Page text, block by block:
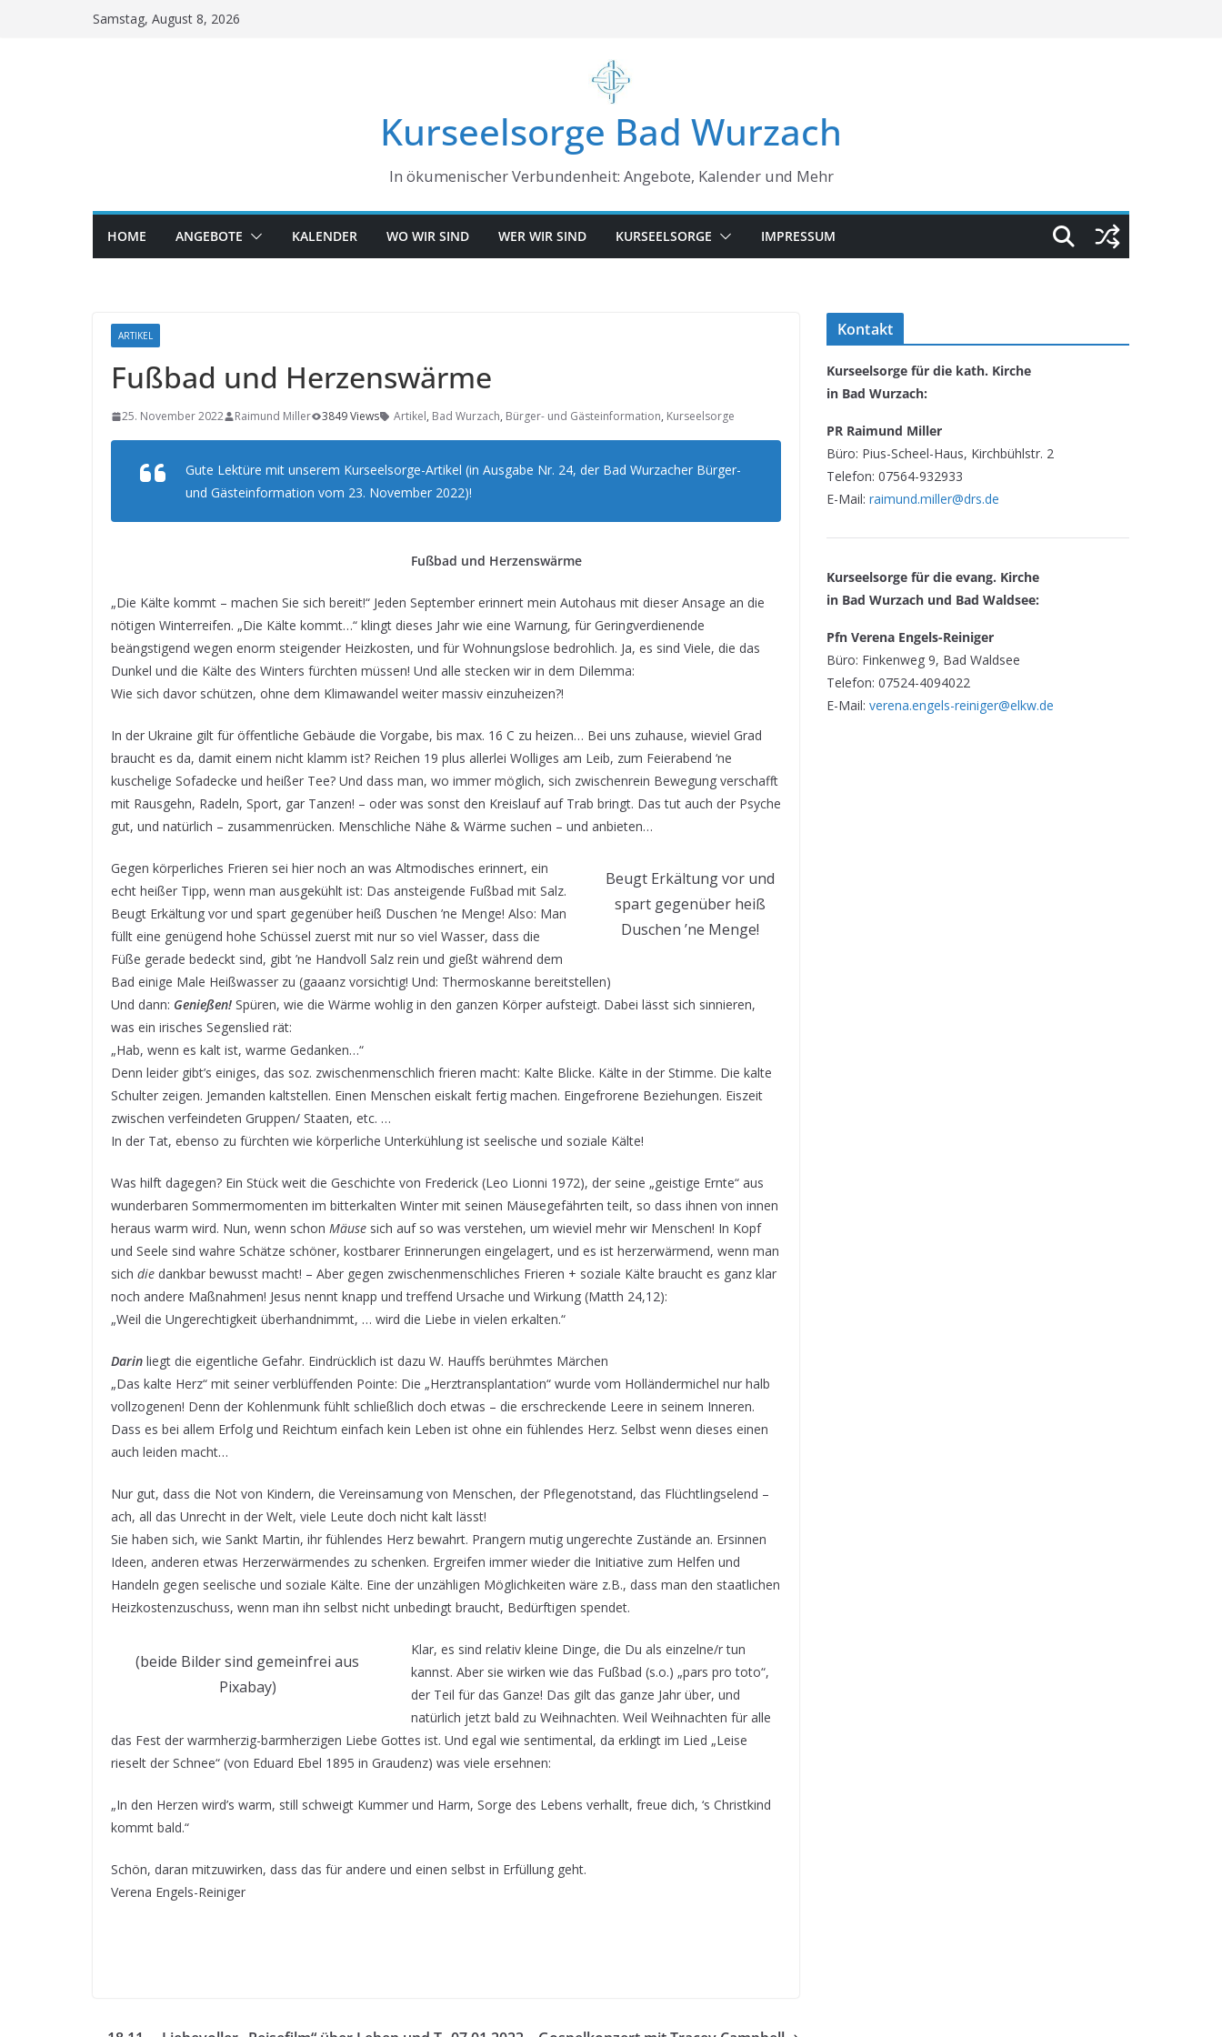
Samstag, August 8, 2026
Kurseelsorge Bad Wurzach
In ökumenischer Verbundenheit: Angebote, Kalender und Mehr
HOME ANGEBOTE KALENDER WO WIR SIND WER WIR SIND KURSEELSORGE IMPRESSUM
ARTIKEL
Fußbad und Herzenswärme
25. November 2022 Raimund Miller 3849 Views Artikel, Bad Wurzach, Bürger- und Gästeinformation, Kurseelsorge
Gute Lektüre mit unserem Kurseelsorge-Artikel (in Ausgabe Nr. 24, der Bad Wurzacher Bürger-
und Gästeinformation vom 23. November 2022)!
Fußbad und Herzenswärme
„Die Kälte kommt – machen Sie sich bereit!“ Jeden September erinnert mein Autohaus mit dieser Ansage an die
nötigen Winterreifen. „Die Kälte kommt…“ klingt dieses Jahr wie eine Warnung, für Geringverdienende
beängstigend wegen enorm steigender Heizkosten, und für Wohnungslose bedrohlich. Ja, es sind Viele, die das
Dunkel und die Kälte des Winters fürchten müssen! Und alle stecken wir in dem Dilemma:
Wie sich davor schützen, ohne dem Klimawandel weiter massiv einzuheizen?!
In der Ukraine gilt für öffentliche Gebäude die Vorgabe, bis max. 16 C zu heizen… Bei uns zuhause, wieviel Grad
braucht es da, damit einem nicht klamm ist? Reichen 19 plus allerlei Wolliges am Leib, zum Feierabend ‘ne
kuschelige Sofadecke und heißer Tee? Und dass man, wo immer möglich, sich zwischenrein Bewegung verschafft
mit Rausgehn, Radeln, Sport, gar Tanzen! – oder was sonst den Kreislauf auf Trab bringt. Das tut auch der Psyche
gut, und natürlich – zusammenrücken. Menschliche Nähe & Wärme suchen – und anbieten…
Beugt Erkältung vor und
spart gegenüber heiß
Duschen ’ne Menge!
Gegen körperliches Frieren sei hier noch an was Altmodisches erinnert, ein
echt heißer Tipp, wenn man ausgekühlt ist: Das ansteigende Fußbad mit Salz.
Beugt Erkältung vor und spart gegenüber heiß Duschen ’ne Menge! Also: Man
füllt eine genügend hohe Schüssel zuerst mit nur so viel Wasser, dass die
Füße gerade bedeckt sind, gibt ’ne Handvoll Salz rein und gießt während dem
Bad einige Male Heißwasser zu (gaaanz vorsichtig! Und: Thermoskanne bereitstellen)
Und dann: Genießen! Spüren, wie die Wärme wohlig in den ganzen Körper aufsteigt. Dabei lässt sich sinnieren,
was ein irisches Segenslied rät:
„Hab, wenn es kalt ist, warme Gedanken…“
Denn leider gibt’s einiges, das soz. zwischenmenschlich frieren macht: Kalte Blicke. Kälte in der Stimme. Die kalte
Schulter zeigen. Jemanden kaltstellen. Einen Menschen eiskalt fertig machen. Eingefrorene Beziehungen. Eiszeit
zwischen verfeindeten Gruppen/ Staaten, etc. …
In der Tat, ebenso zu fürchten wie körperliche Unterkühlung ist seelische und soziale Kälte!
Was hilft dagegen? Ein Stück weit die Geschichte von Frederick (Leo Lionni 1972), der seine „geistige Ernte“ aus
wunderbaren Sommermomenten im bitterkalten Winter mit seinen Mäusegefährten teilt, so dass ihnen von innen
heraus warm wird. Nun, wenn schon Mäuse sich auf so was verstehen, um wieviel mehr wir Menschen! In Kopf
und Seele sind wahre Schätze schöner, kostbarer Erinnerungen eingelagert, und es ist herzerwärmend, wenn man
sich die dankbar bewusst macht! – Aber gegen zwischenmenschliches Frieren + soziale Kälte braucht es ganz klar
noch andere Maßnahmen! Jesus nennt knapp und treffend Ursache und Wirkung (Matth 24,12):
„Weil die Ungerechtigkeit überhandnimmt, … wird die Liebe in vielen erkalten.“
Darin liegt die eigentliche Gefahr. Eindrücklich ist dazu W. Hauffs berühmtes Märchen
„Das kalte Herz“ mit seiner verblüffenden Pointe: Die „Herztransplantation“ wurde vom Holländermichel nur halb
vollzogenen! Denn der Kohlenmunk fühlt schließlich doch etwas – die erschreckende Leere in seinem Inneren.
Dass es bei allem Erfolg und Reichtum einfach kein Leben ist ohne ein fühlendes Herz. Selbst wenn dieses einen
auch leiden macht…
Nur gut, dass die Not von Kindern, die Vereinsamung von Menschen, der Pflegenotstand, das Flüchtlingselend –
ach, all das Unrecht in der Welt, viele Leute doch nicht kalt lässt!
Sie haben sich, wie Sankt Martin, ihr fühlendes Herz bewahrt. Prangern mutig ungerechte Zustände an. Ersinnen
Ideen, anderen etwas Herzerwärmendes zu schenken. Ergreifen immer wieder die Initiative zum Helfen und
Handeln gegen seelische und soziale Kälte. Eine der unzähligen Möglichkeiten wäre z.B., dass man den staatlichen
Heizkostenzuschuss, wenn man ihn selbst nicht unbedingt braucht, Bedürftigen spendet.
(beide Bilder sind gemeinfrei aus
Pixabay)
Klar, es sind relativ kleine Dinge, die Du als einzelne/r tun
kannst. Aber sie wirken wie das Fußbad (s.o.) „pars pro toto“,
der Teil für das Ganze! Das gilt das ganze Jahr über, und
natürlich jetzt bald zu Weihnachten. Weil Weihnachten für alle
das Fest der warmherzig-barmherzigen Liebe Gottes ist. Und egal wie sentimental, da erklingt im Lied „Leise
rieselt der Schnee“ (von Eduard Ebel 1895 in Graudenz) was viele ersehnen:
„In den Herzen wird’s warm, still schweigt Kummer und Harm, Sorge des Lebens verhallt, freue dich, ‘s Christkind
kommt bald.“
Schön, daran mitzuwirken, dass das für andere und einen selbst in Erfüllung geht.
Verena Engels-Reiniger
Kontakt
Kurseelsorge für die kath. Kirche
in Bad Wurzach:
PR Raimund Miller
Büro: Pius-Scheel-Haus, Kirchbühlstr. 2
Telefon: 07564-932933
E-Mail: raimund.miller@drs.de
Kurseelsorge für die evang. Kirche
in Bad Wurzach und Bad Waldsee:
Pfn Verena Engels-Reiniger
Büro: Finkenweg 9, Bad Waldsee
Telefon: 07524-4094022
E-Mail: verena.engels-reiniger@elkw.de